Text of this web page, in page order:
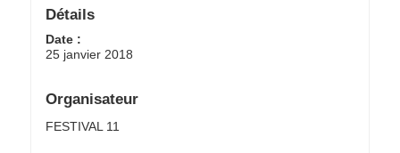
Détails
Date :
25 janvier 2018
Organisateur
FESTIVAL 11